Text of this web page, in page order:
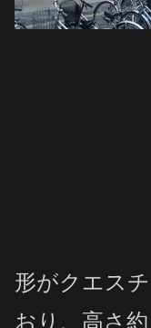
形がクエス
おり、高さ